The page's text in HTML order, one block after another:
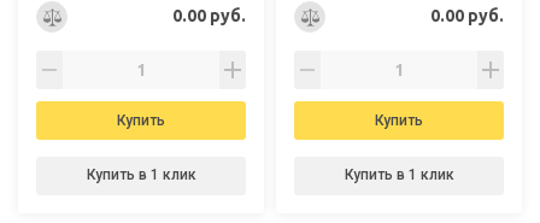
0.00 руб.
Купить
Купить в 1 клик
0.00 руб.
Купить
Купить в 1 клик